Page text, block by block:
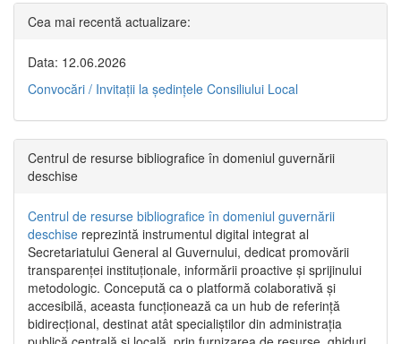
Cea mai recentă actualizare:
Data: 12.06.2026
Convocări / Invitaţii la şedinţele Consiliului Local
Centrul de resurse bibliografice în domeniul guvernării
deschise
Centrul de resurse bibliografice în domeniul guvernării
deschise reprezintă instrumentul digital integrat al
Secretariatului General al Guvernului, dedicat promovării
transparenței instituționale, informării proactive și sprijinului
metodologic. Concepută ca o platformă colaborativă și
accesibilă, aceasta funcționează ca un hub de referință
bidirecțional, destinat atât specialiștilor din administrația